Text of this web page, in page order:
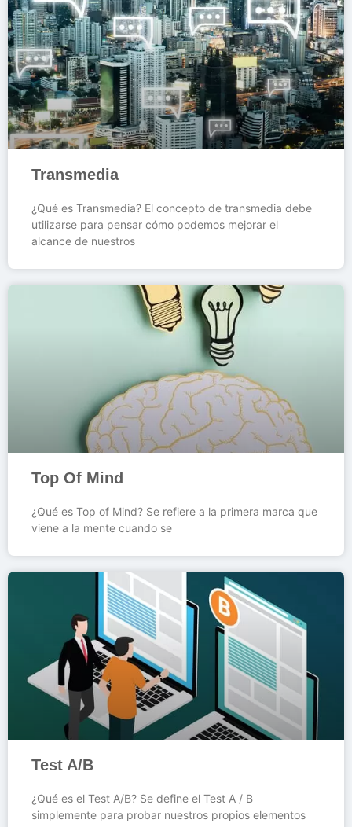
Transmedia
¿Qué es Transmedia? El concepto de transmedia debe
utilizarse para pensar cómo podemos mejorar el
alcance de nuestros
Top Of Mind
¿Qué es Top of Mind? Se refiere a la primera marca que
viene a la mente cuando se
Test A/B
¿Qué es el Test A/B? Se define el Test A / B
simplemente para probar nuestros propios elementos